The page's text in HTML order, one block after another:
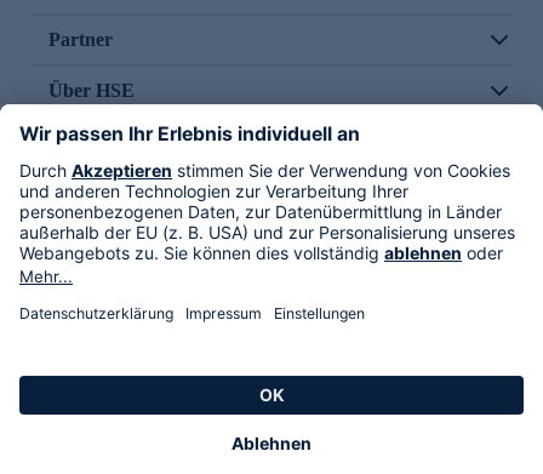
Partner
Über HSE
Im TV
HSE International